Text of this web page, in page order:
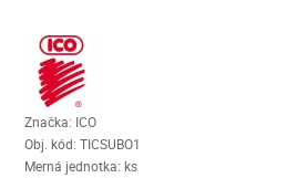
Značka: ICO
Obj. kód: TICSUBO1
Merná jednotka: ks